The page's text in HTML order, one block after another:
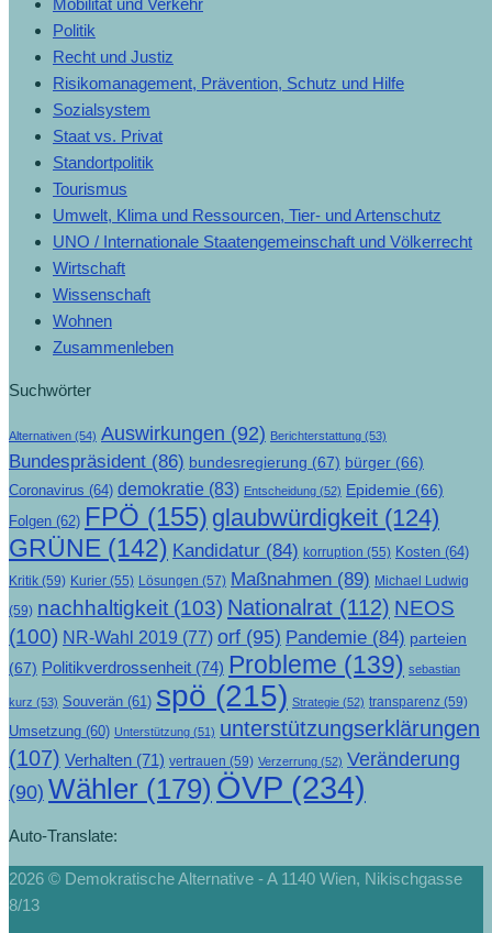
Mobilität und Verkehr
Politik
Recht und Justiz
Risikomanagement, Prävention, Schutz und Hilfe
Sozialsystem
Staat vs. Privat
Standortpolitik
Tourismus
Umwelt, Klima und Ressourcen, Tier- und Artenschutz
UNO / Internationale Staatengemeinschaft und Völkerrecht
Wirtschaft
Wissenschaft
Wohnen
Zusammenleben
Suchwörter
Alternativen (54) Auswirkungen (92) Berichterstattung (53)
Bundespräsident (86) bundesregierung (67) bürger (66)
Coronavirus (64) demokratie (83) Entscheidung (52) Epidemie (66)
Folgen (62) FPÖ (155) glaubwürdigkeit (124)
GRÜNE (142) Kandidatur (84) korruption (55) Kosten (64)
Kritik (59) Kurier (55) Lösungen (57) Maßnahmen (89) Michael Ludwig
(59) nachhaltigkeit (103) Nationalrat (112) NEOS
(100) NR-Wahl 2019 (77) orf (95) Pandemie (84) parteien
(67) Politikverdrossenheit (74) Probleme (139) sebastian
kurz (53) Souverän (61) spö (215) Strategie (52) transparenz (59)
Umsetzung (60) Unterstützung (51) unterstützungserklärungen
(107) Verhalten (71) vertrauen (59) Verzerrung (52) Veränderung
(90) Wähler (179) ÖVP (234)
Auto-Translate:
2026 © Demokratische Alternative - A 1140 Wien, Nikischgasse
8/13